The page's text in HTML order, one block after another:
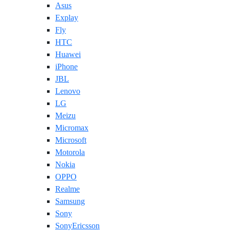
Asus
Explay
Fly
HTC
Huawei
iPhone
JBL
Lenovo
LG
Meizu
Micromax
Microsoft
Motorola
Nokia
OPPO
Realme
Samsung
Sony
SonyEricsson